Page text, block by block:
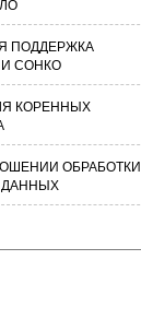
ПОДДЕРЖКА
СОНКО
КОРЕННЫХ
ОБРАБОТКИ